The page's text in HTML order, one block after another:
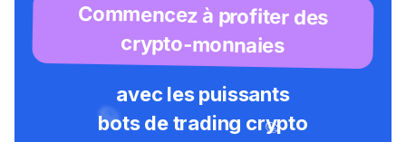
Commencez à profiter des
crypto-monnaies
avec les puissants
bots de trading crypto